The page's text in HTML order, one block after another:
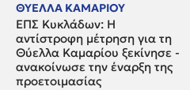
ΘΥΕΛΛΑ ΚΑΜΑΡΙΟΥ
ΕΠΣ Κυκλάδων: Η
αντίστροφη μέτρηση για τη
Θύελλα Καμαρίου ξεκίνησε -
ανακοίνωσε την έναρξη της
προετοιμασίας